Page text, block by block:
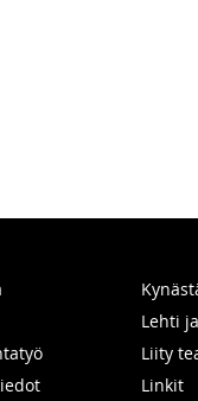
Lehti
Liity
Linkit